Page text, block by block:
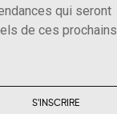
qui seront
de ces prochains
S'INSCRIRE